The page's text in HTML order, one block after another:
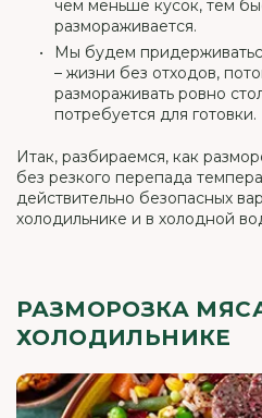
чем меньше кусок, тем
размораживается.
Мы будем
– жизни без отходов,
размораживать ровно
потребуется для готовки.
Итак, разбираемся, как
без резкого перепада
действительно безопасных
холодильнике и в холодной
РАЗМОРОЗКА
ХОЛОДИЛЬНИКЕ